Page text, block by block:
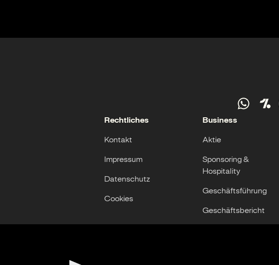
Rechtliches
Kontakt
Impressum
Datenschutz
Cookies
Business
Aktie
Sponsoring &
Hospitality
Geschäftsführung
Geschäftsbericht